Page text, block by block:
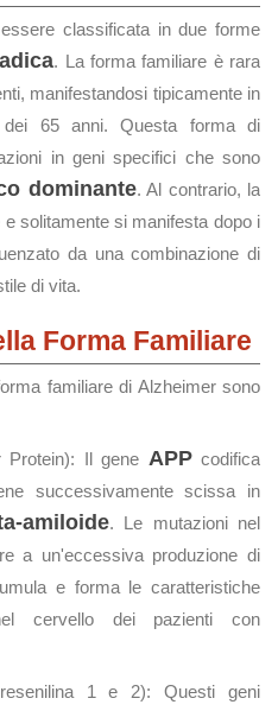
classificata in due forme
. La forma familiare è rara
manifestandosi tipicamente in
65 anni. Questa forma di
in geni specifici che sono
dominante. Al contrario, la
solitamente si manifesta dopo i
da una combinazione di
di vita.
Forma Familiare
familiare di Alzheimer sono
Protein): Il gene APPcodifica
successivamente scissa in
amiloide. Le mutazioni nel
a un'eccessiva produzione di
e forma le caratteristiche
cervello dei pazienti con
1 e 2): Questi geni